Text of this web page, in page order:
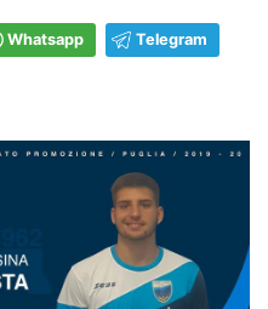
Whatsapp Telegram